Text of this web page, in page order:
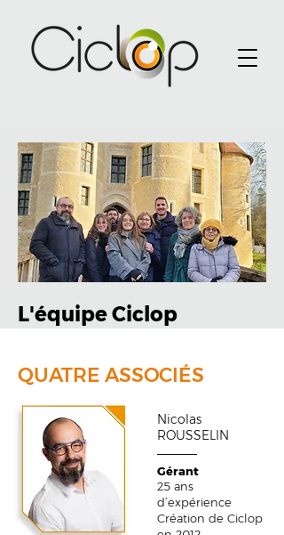
L'équipe Ciclop
QUATRE ASSOCIÉS
Nicolas
ROUSSELIN
Gérant
25 ans
d’expérience
Création de Ciclop